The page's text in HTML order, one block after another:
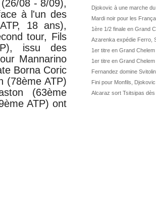
(26/08 - 8/09),
à l'un des
18 ans),
tour, Fils
issu des
Mannarino
Borna Coric
(78ème ATP)
(63ème
ATP) ont
ATP Wash. Pas de 1/4
ATP Washington De
WTA Washington
ATP Washington Fritz
ATP Estoril Van Assche
Djokovic à une marche du
Mardi noir pour les
1ère 1/2 finale en Grand
Azarenka expédie Ferro,
1er titre en Grand Chelem
1er titre en Grand
Fernandez domine
Fini pour Monfils,
Alcaraz sort Tsitsipas dès